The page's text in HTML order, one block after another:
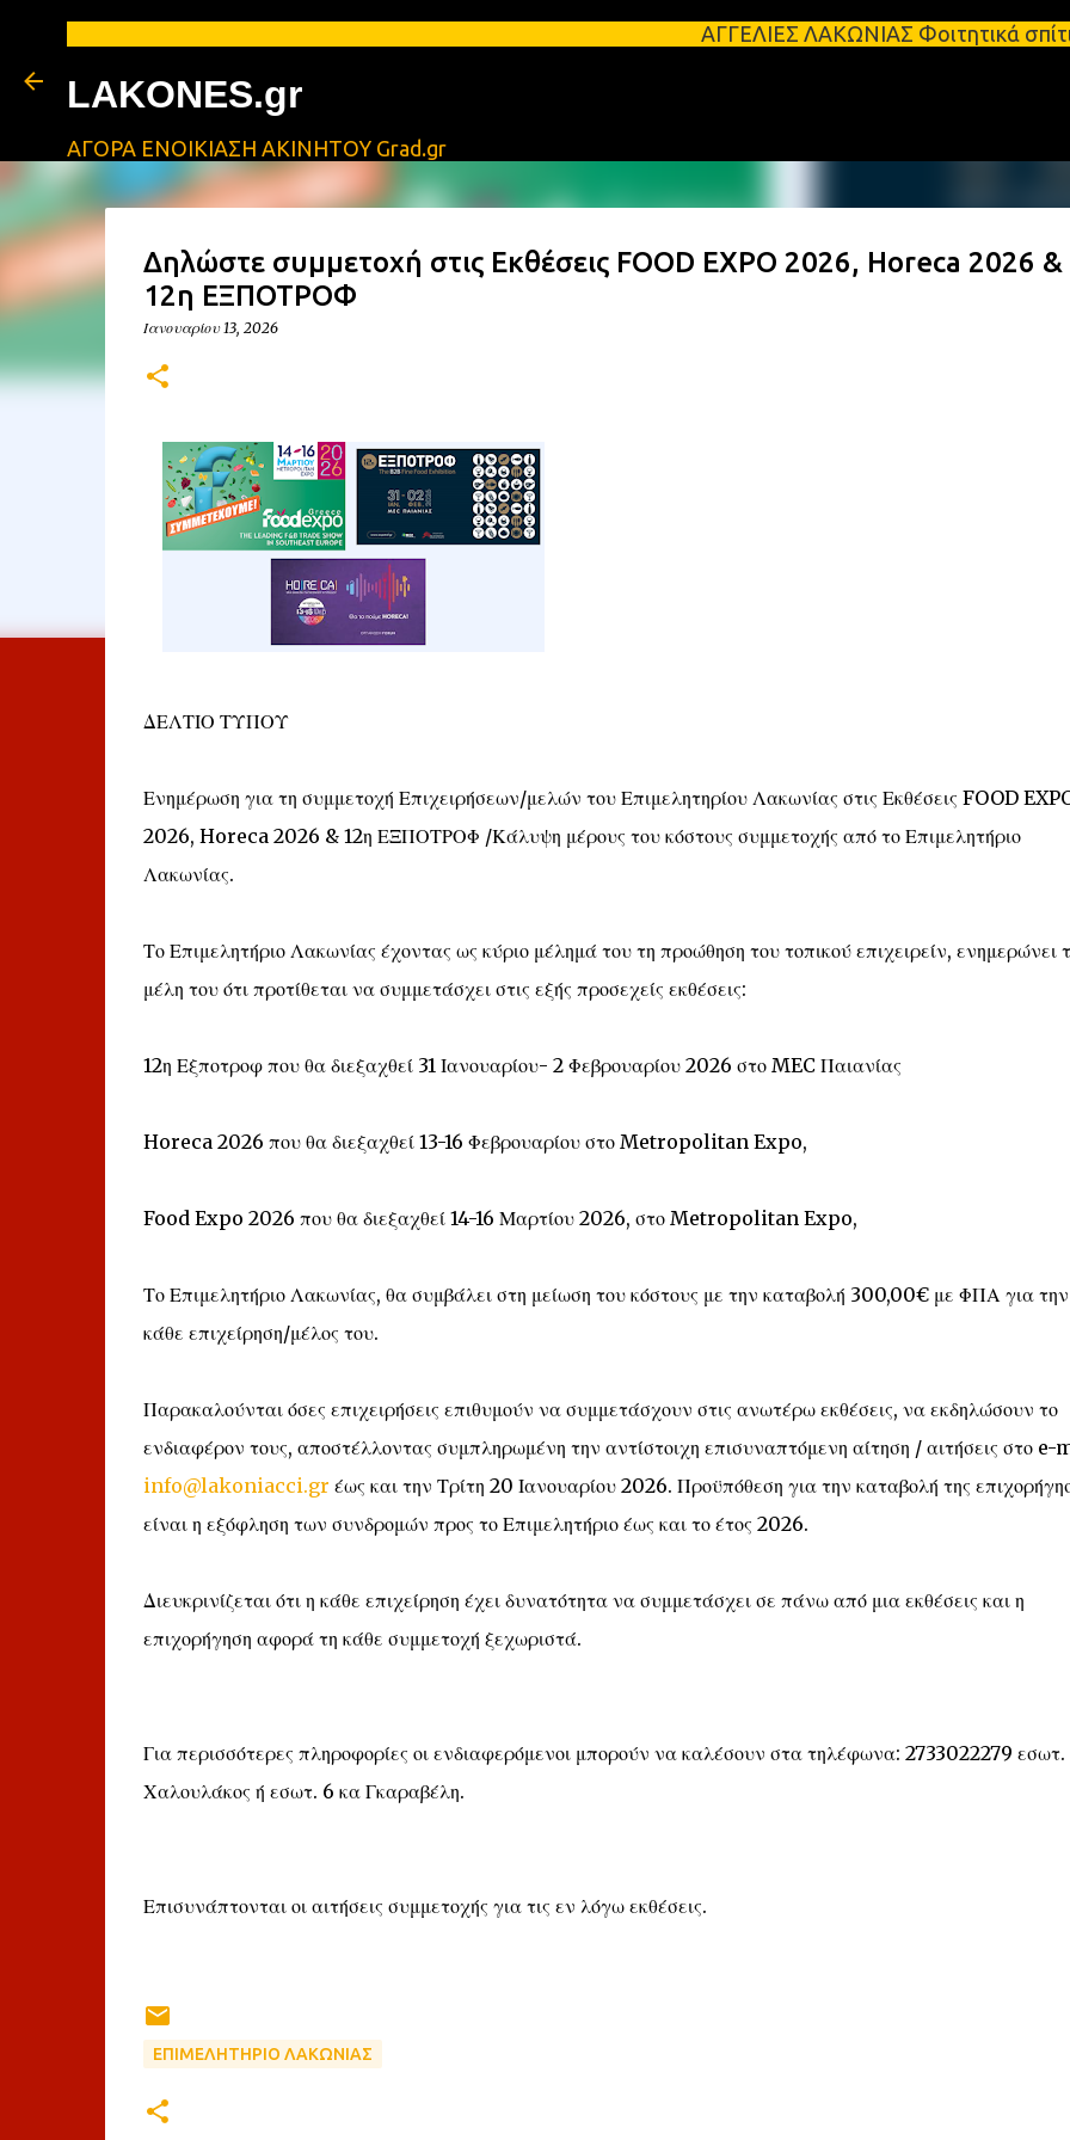
Μετάβαση στο κύριο περιεχόμενο
ΑΓΓΕΛΙΕΣ ΛΑΚΩΝΙΑΣ Φοιτητικά σπίτια προς
LAKONES.gr
ΑΓΟΡΑ ΕΝΟΙΚΙΑΣΗ ΑΚΙΝΗΤΟΥ Grad.gr
Δηλώστε συμμετοχή στις Εκθέσεις FOOD EXPO 2026, Horeca 2026 &
12η ΕΞΠΟΤΡΟΦ
Ιανουαρίου 13, 2026
ΔΕΛΤΙΟ ΤΥΠΟΥ
Ενημέρωση για τη συμμετοχή Επιχειρήσεων/μελών του Επιμελητηρίου Λακωνίας στις Εκθέσεις FOOD
2026, Horeca 2026 & 12η ΕΞΠΟΤΡΟΦ /Κάλυψη μέρους του κόστους συμμετοχής από το Επιμελητήριο
Λακωνίας.
Το Επιμελητήριο Λακωνίας έχοντας ως κύριο μέλημά του τη προώθηση του τοπικού επιχειρείν, ενημερώνει
μέλη του ότι προτίθεται να συμμετάσχει στις εξής προσεχείς εκθέσεις:
12η Εξποτροφ που θα διεξαχθεί 31 Ιανουαρίου- 2 Φεβρουαρίου 2026 στο MEC Παιανίας
Horeca 2026 που θα διεξαχθεί 13-16 Φεβρουαρίου στο Metropolitan Expo,
Food Expo 2026 που θα διεξαχθεί 14-16 Μαρτίου 2026, στο Metropolitan Expo,
Το Επιμελητήριο Λακωνίας, θα συμβάλει στη μείωση του κόστους με την καταβολή 300,00€ με ΦΠΑ για την
κάθε επιχείρηση/μέλος του.
Παρακαλούνται όσες επιχειρήσεις επιθυμούν να συμμετάσχουν στις ανωτέρω εκθέσεις, να εκδηλώσουν το
ενδιαφέρον τους, αποστέλλοντας συμπληρωμένη την αντίστοιχη επισυναπτόμενη αίτηση / αιτήσεις στο
info@lakoniacci.gr έως και την Τρίτη 20 Ιανουαρίου 2026. Προϋπόθεση για την καταβολή της
είναι η εξόφληση των συνδρομών προς το Επιμελητήριο έως και το έτος 2026.
Διευκρινίζεται ότι η κάθε επιχείρηση έχει δυνατότητα να συμμετάσχει σε πάνω από μια εκθέσεις και η
επιχορήγηση αφορά τη κάθε συμμετοχή ξεχωριστά.
Για περισσότερες πληροφορίες οι ενδιαφερόμενοι μπορούν να καλέσουν στα τηλέφωνα: 2733022279 εσωτ.
Χαλουλάκος ή εσωτ. 6 κα Γκαραβέλη.
Επισυνάπτονται οι αιτήσεις συμμετοχής για τις εν λόγω εκθέσεις.
ΕΠΙΜΕΛΗΤΗΡΙΟ ΛΑΚΩΝΙΑΣ